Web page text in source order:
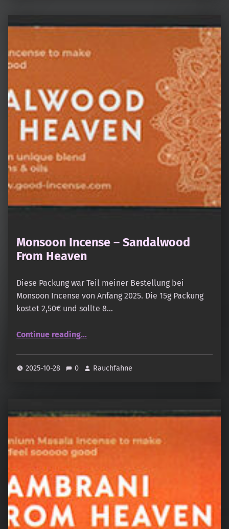
Monsoon Incense – Sandalwood
From Heaven
Diese Packung war Teil meiner Bestellung bei
Monsoon Incense von Anfang 2025. Die 15g Packung
kostet 2,50€ und sollte 8…
Continue reading“Monsoon Incense – Sandalwood From Heaven”
…
2025-10-28 0 Rauchfahne